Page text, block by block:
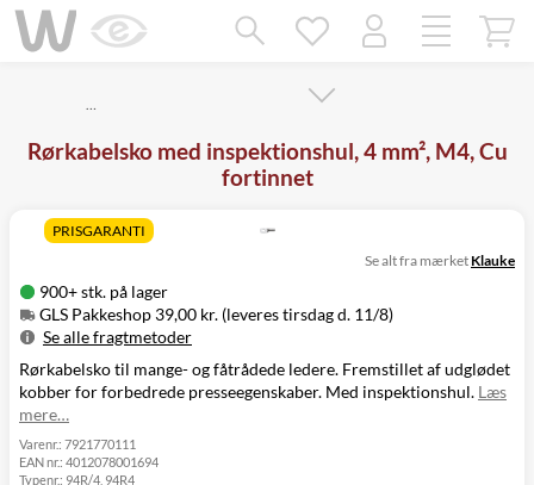
…
Rørkabelsko med inspektionshul, 4 mm², M4, Cu
fortinnet
PRISGARANTI
900+ stk. på lager
GLS Pakkeshop 39,00 kr. (leveres tirsdag d. 11/8)
Se alle fragtmetoder
Metode
Pris
Leveres
GLS Pakkeshop
39,00 kr.
Tirsdag d. 11/8
GLS
Hjemmelevering
GLS Erhverv
Se alt fra mærket Klauke
Rørkabelsko til mange- og fåtrådede ledere. Fremstillet af udglødet
kobber for forbedrede presseegenskaber. Med inspektionshul. Læs
mere…
Varenr.: 7921770111
EAN nr.: 4012078001694
Typenr.: 94R/4, 94R4
Mangler chatten?
Ret samtykke!